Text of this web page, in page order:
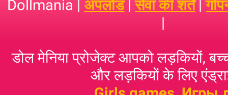
Dollmania | अपलोड|सेवा की शर्तें|
|
डोल मेनिया प्रोजेक्ट आपको लड़कियों,
और लड़कियों के लिए